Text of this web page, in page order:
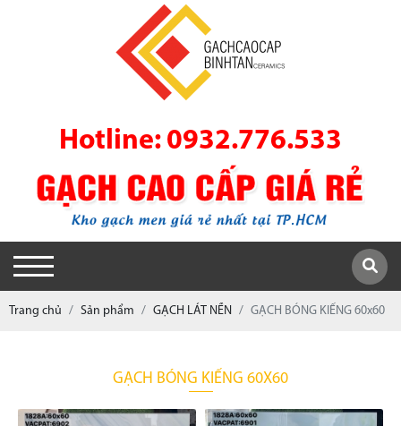
Hotline: 0932.776.533
Trang chủ Sản phẩm GẠCH LÁT NỀN GẠCH BÓNG KIẾNG 60x60
GẠCH BÓNG KIẾNG 60X60